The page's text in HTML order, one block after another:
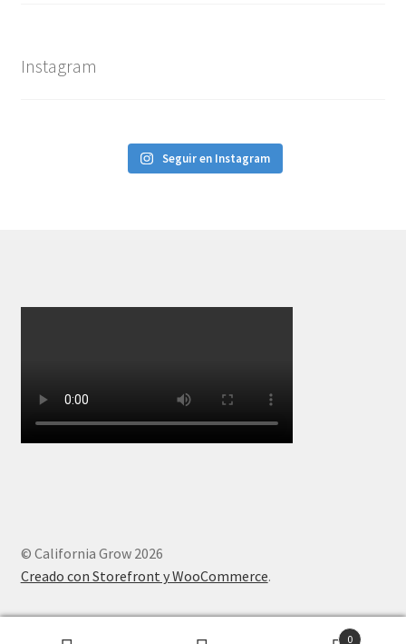
Instagram
Seguir en Instagram
© California Grow 2026
Creado con Storefront y WooCommerce.
0